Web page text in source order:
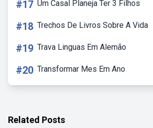
#17 Um Casal Planeja Ter 3 Filhos
#18 Trechos De Livros Sobre A Vida
#19 Trava Linguas Em Alemão
#20 Transformar Mes Em Ano
Related Posts